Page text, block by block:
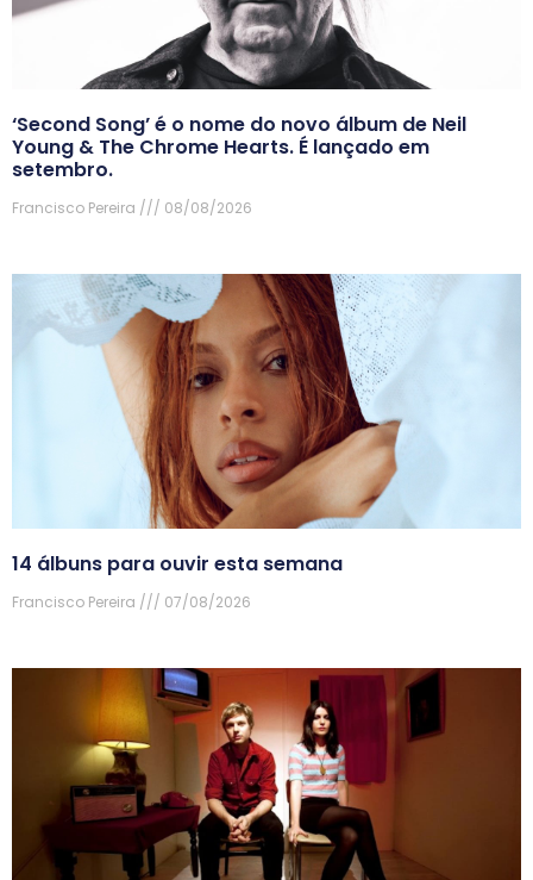
‘Second Song’ é o nome do novo álbum de Neil
Young & The Chrome Hearts. É lançado em
setembro.
Francisco Pereira 08/08/2026
14 álbuns para ouvir esta semana
Francisco Pereira 07/08/2026